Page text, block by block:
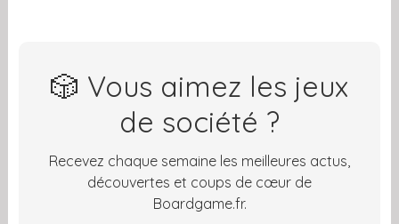
🎲 Vous aimez les jeux
de société ?
Recevez chaque semaine les meilleures actus,
découvertes et coups de cœur de
Boardgame.fr.